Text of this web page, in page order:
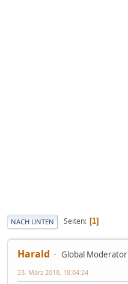
NACH UNTEN Seiten 1
Harald Global Moderator
23. März 2018, 18:04:24